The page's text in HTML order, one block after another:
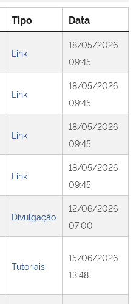
Tipo Data
Link
18/05/2026
09:45
Link
18/05/2026
09:45
Link
18/05/2026
09:45
Link
18/05/2026
09:45
Divulgação
12/06/2026
07:00
Tutoriais
15/06/2026
13:48